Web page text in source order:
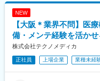
・超音波診断装置のデ
・提案資料の作成、見
・入札書類の作成
・エリア内の市場分析及
NEW
【大阪＊業界不問】医
備・メンテ経験を活か
株式会社テクノメディカ
正社員 上場企業 業種未経